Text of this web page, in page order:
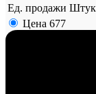
Ед. продажи
Цена 677